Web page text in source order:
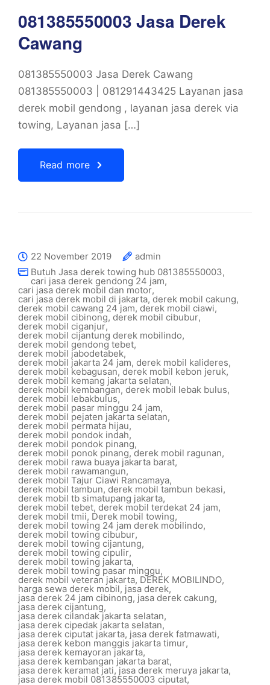
081385550003 Jasa Derek
Cawang
081385550003 Jasa Derek Cawang
081385550003 | 081291443425 Layanan jasa
derek mobil gendong , layanan jasa derek via
towing, Layanan jasa […]
Read more
22 November 2019
admin
Butuh Jasa derek towing hub 081385550003,
cari jasa derek gendong 24 jam,
cari jasa derek mobil dan motor,
cari jasa derek mobil di jakarta, derek mobil cakung,
derek mobil cawang 24 jam, derek mobil ciawi,
derek mobil cibinong, derek mobil cibubur,
derek mobil ciganjur,
derek mobil cijantung derek mobilindo,
derek mobil gendong tebet,
derek mobil jabodetabek,
derek mobil jakarta 24 jam, derek mobil kalideres,
derek mobil kebagusan, derek mobil kebon jeruk,
derek mobil kemang jakarta selatan,
derek mobil kembangan, derek mobil lebak bulus,
derek mobil lebakbulus,
derek mobil pasar minggu 24 jam,
derek mobil pejaten jakarta selatan,
derek mobil permata hijau,
derek mobil pondok indah,
derek mobil pondok pinang,
derek mobil ponok pinang,derek mobil ragunan,
derek mobil rawa buaya jakarta barat,
derek mobil rawamangun,
derek mobil Tajur Ciawi Rancamaya,
derek mobil tambun, derek mobil tambun bekasi,
derek mobil tb simatupang jakarta,
derek mobil tebet, derek mobil terdekat 24 jam,
derek mobil tmii, Derek mobil towing,
derek mobil towing 24 jam derek mobilindo,
derek mobil towing cibubur,
derek mobil towing cijantung,
derek mobil towing cipulir,
derek mobil towing jakarta,
derek mobil towing pasar minggu,
derek mobil veteran jakarta, DEREK MOBILINDO,
harga sewa derek mobil, jasa derek,
jasa derek 24 jam cibinong, jasa derek cakung,
jasa derek cijantung,
jasa derek cilandak jakarta selatan,
jasa derek cipedak jakarta selatan,
jasa derek ciputat jakarta, jasa derek fatmawati,
jasa derek kebon manggis jakarta timur,
jasa derek kemayoran jakarta,
jasa derek kembangan jakarta barat,
jasa derek keramat jati,jasa derek meruya jakarta,
jasa derek mobil 081385550003 ciputat,